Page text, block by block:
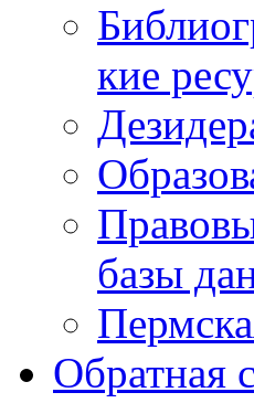
кие
базы
Обратная